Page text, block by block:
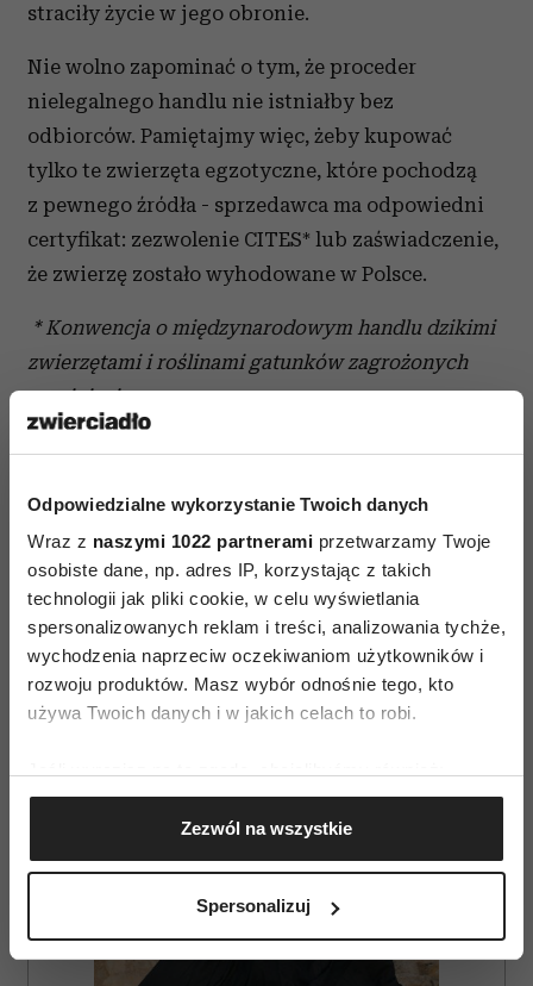
Odpowiedzialne wykorzystanie Twoich danych
Wraz z naszymi 1022 partnerami przetwarzamy Twoje
osobiste dane, np. adres IP, korzystając z takich
technologii jak pliki cookie, w celu wyświetlania
spersonalizowanych reklam i treści, analizowania tychże,
wychodzenia naprzeciw oczekiwaniom użytkowników i
rozwoju produktów. Masz wybór odnośnie tego, kto
używa Twoich danych i w jakich celach to robi.
Gromadzić dane dotyczące Twojej lokalizacji
geograficznej z dokładnością nawet do kilku metrów
Identyfikować Twoje urządzenie, aktywnie
(fingerprinting, czyli wirtualny odcisk palca)
dane są przetwarzane oraz ustaw własne preferencje w
Zezwól na wszystkie
Spersonalizuj
straciły życie w jego obronie.
Nie wolno zapominać o tym, że proceder
nielegalnego handlu nie istniałby bez
odbiorców. Pamiętajmy więc, żeby kupować
tylko te zwierzęta egzotyczne, które pochodzą
z pewnego źródła - sprzedawca ma odpowiedni
certyfikat: zezwolenie CITES* lub zaświadczenie,
że zwierzę zostało wyhodowane w Polsce.
* Konwencja o międzynarodowym handlu dzikimi
zwierzętami i roślinami gatunków zagrożonych
wyginięciem
(źródło WWF)
AUTOPROMOCJA